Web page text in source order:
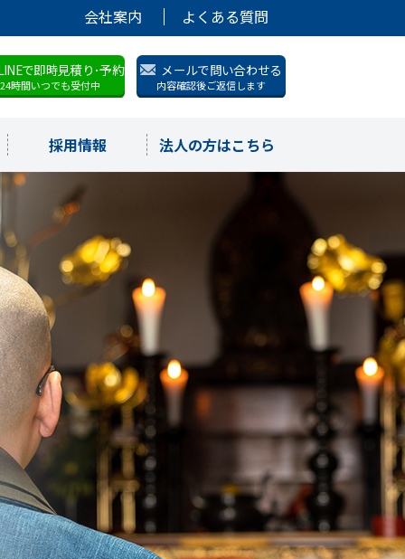
会社案内 よくある質問
で即時見積り･予約
24時間いつでも受付中
メールで問い合わせる
内容確認後ご返信します
採用情報 法人の方はこちら